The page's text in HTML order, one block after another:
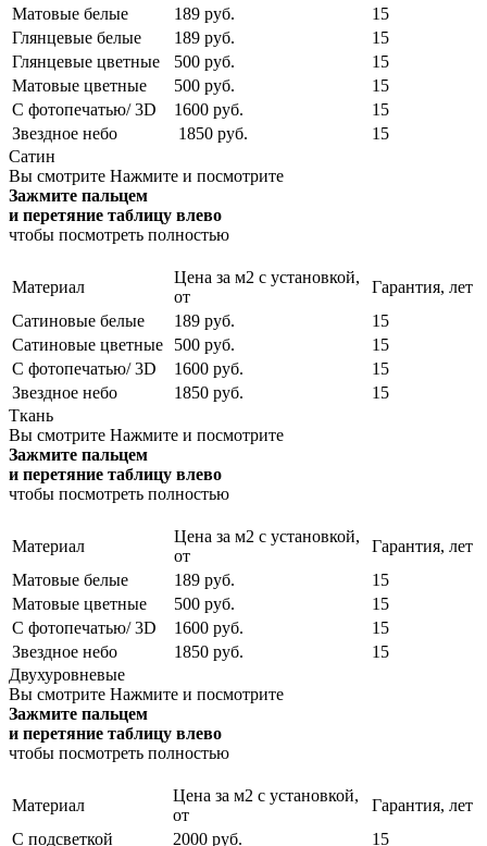
Матовые белые
189 руб.
15
Глянцевые белые
189 руб.
15
Глянцевые цветные
500 руб.
15
Матовые цветные
500 руб.
15
С фотопечатью/ 3D
1600 руб.
15
Звездное небо
1850 руб.
15
Сатин
Вы смотрите Нажмите и посмотрите
Зажмите пальцем
и перетяние таблицу влево
чтобы посмотреть полностью
Материал
Цена за м2 с установкой,
от
Гарантия, лет
Сатиновые белые
189 руб.
15
Сатиновые цветные
500 руб.
15
С фотопечатью/ 3D
1600 руб.
15
Звездное небо
1850 руб.
15
Ткань
Вы смотрите Нажмите и посмотрите
Зажмите пальцем
и перетяние таблицу влево
чтобы посмотреть полностью
Материал
Цена за м2 с установкой,
от
Гарантия, лет
Матовые белые
189 руб.
15
Матовые цветные
500 руб.
15
С фотопечатью/ 3D
1600 руб.
15
Звездное небо
1850 руб.
15
Двухуровневые
Вы смотрите Нажмите и посмотрите
Зажмите пальцем
и перетяние таблицу влево
чтобы посмотреть полностью
Материал
Цена за м2 с установкой,
от
Гарантия, лет
С подсветкой
2000 руб. 15